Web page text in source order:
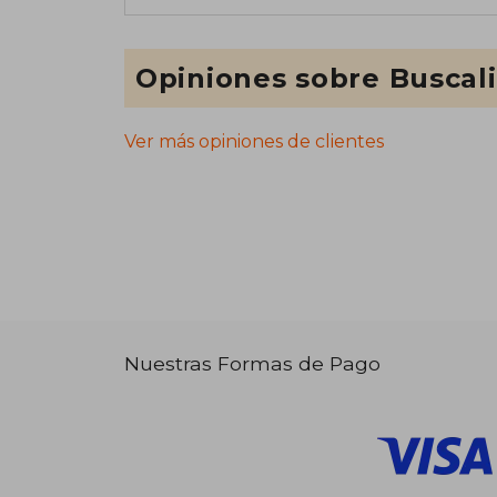
Opiniones sobre
Ver más opiniones de clientes
Nuestras Formas de Pago